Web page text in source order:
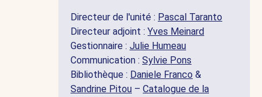
Directeur de l'unité : Pascal Taranto
Directeur adjoint : Yves Meinard
Gestionnaire : Julie Humeau
Communication : Sylvie Pons
Bibliothèque : Daniele Franco &
Sandrine Pitou – Catalogue de la